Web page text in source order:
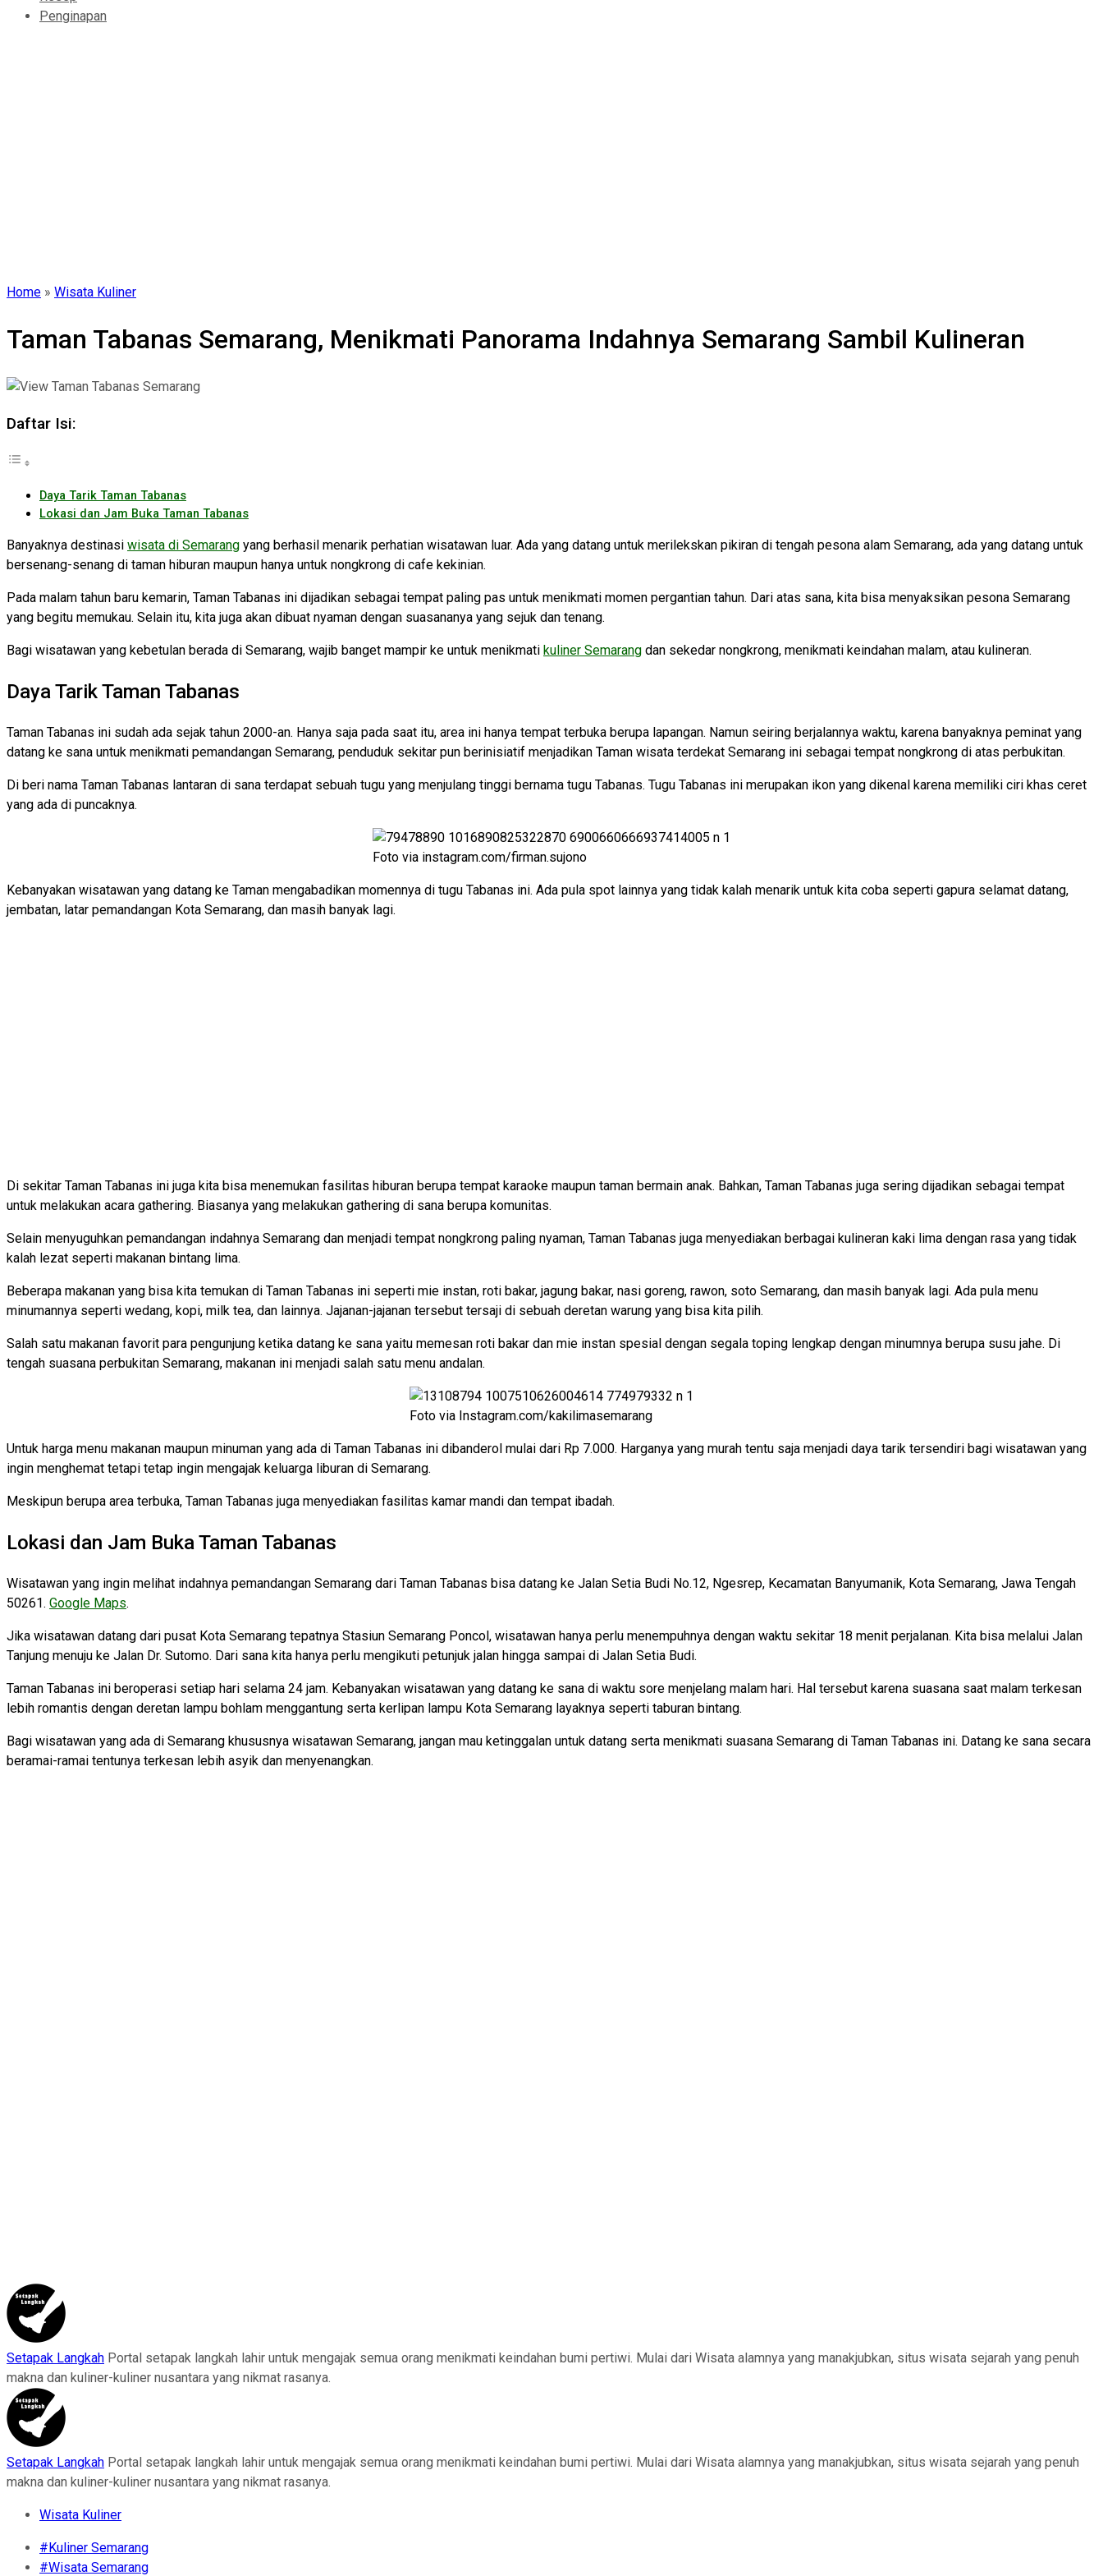
Penginapan
Home » Wisata Kuliner
Taman Tabanas Semarang, Menikmati Panorama Indahnya Semarang Sambil Kulineran
Daftar Isi:
Daya Tarik Taman Tabanas
Lokasi dan Jam Buka Taman Tabanas
Banyaknya destinasi wisata di Semarang yang berhasil menarik perhatian wisatawan luar. Ada yang datang untuk merilekskan pikiran di tengah pesona alam Semarang, ada yang datang untuk
bersenang-senang di taman hiburan maupun hanya untuk nongkrong di cafe kekinian.
Pada malam tahun baru kemarin, Taman Tabanas ini dijadikan sebagai tempat paling pas untuk menikmati momen pergantian tahun. Dari atas sana, kita bisa menyaksikan pesona Semarang
yang begitu memukau. Selain itu, kita juga akan dibuat nyaman dengan suasananya yang sejuk dan tenang.
Bagi wisatawan yang kebetulan berada di Semarang, wajib banget mampir ke untuk menikmati kuliner Semarang dan sekedar nongkrong, menikmati keindahan malam, atau kulineran.
Daya Tarik Taman Tabanas
Taman Tabanas ini sudah ada sejak tahun 2000-an. Hanya saja pada saat itu, area ini hanya tempat terbuka berupa lapangan. Namun seiring berjalannya waktu, karena banyaknya peminat yang
datang ke sana untuk menikmati pemandangan Semarang, penduduk sekitar pun berinisiatif menjadikan Taman wisata terdekat Semarang ini sebagai tempat nongkrong di atas perbukitan.
Di beri nama Taman Tabanas lantaran di sana terdapat sebuah tugu yang menjulang tinggi bernama tugu Tabanas. Tugu Tabanas ini merupakan ikon yang dikenal karena memiliki ciri khas ceret
yang ada di puncaknya.
Foto via instagram.com/firman.sujono
Kebanyakan wisatawan yang datang ke Taman mengabadikan momennya di tugu Tabanas ini. Ada pula spot lainnya yang tidak kalah menarik untuk kita coba seperti gapura selamat datang,
jembatan, latar pemandangan Kota Semarang, dan masih banyak lagi.
Di sekitar Taman Tabanas ini juga kita bisa menemukan fasilitas hiburan berupa tempat karaoke maupun taman bermain anak. Bahkan, Taman Tabanas juga sering dijadikan sebagai tempat
untuk melakukan acara gathering. Biasanya yang melakukan gathering di sana berupa komunitas.
Selain menyuguhkan pemandangan indahnya Semarang dan menjadi tempat nongkrong paling nyaman, Taman Tabanas juga menyediakan berbagai kulineran kaki lima dengan rasa yang tidak
kalah lezat seperti makanan bintang lima.
Beberapa makanan yang bisa kita temukan di Taman Tabanas ini seperti mie instan, roti bakar, jagung bakar, nasi goreng, rawon, soto Semarang, dan masih banyak lagi. Ada pula menu
minumannya seperti wedang, kopi, milk tea, dan lainnya. Jajanan-jajanan tersebut tersaji di sebuah deretan warung yang bisa kita pilih.
Salah satu makanan favorit para pengunjung ketika datang ke sana yaitu memesan roti bakar dan mie instan spesial dengan segala toping lengkap dengan minumnya berupa susu jahe. Di
tengah suasana perbukitan Semarang, makanan ini menjadi salah satu menu andalan.
Foto via Instagram.com/kakilimasemarang
Untuk harga menu makanan maupun minuman yang ada di Taman Tabanas ini dibanderol mulai dari Rp 7.000. Harganya yang murah tentu saja menjadi daya tarik tersendiri bagi wisatawan yang
ingin menghemat tetapi tetap ingin mengajak keluarga liburan di Semarang.
Meskipun berupa area terbuka, Taman Tabanas juga menyediakan fasilitas kamar mandi dan tempat ibadah.
Lokasi dan Jam Buka Taman Tabanas
Wisatawan yang ingin melihat indahnya pemandangan Semarang dari Taman Tabanas bisa datang ke Jalan Setia Budi No.12, Ngesrep, Kecamatan Banyumanik, Kota Semarang, Jawa Tengah
50261. Google Maps.
Jika wisatawan datang dari pusat Kota Semarang tepatnya Stasiun Semarang Poncol, wisatawan hanya perlu menempuhnya dengan waktu sekitar 18 menit perjalanan. Kita bisa melalui Jalan
Tanjung menuju ke Jalan Dr. Sutomo. Dari sana kita hanya perlu mengikuti petunjuk jalan hingga sampai di Jalan Setia Budi.
Taman Tabanas ini beroperasi setiap hari selama 24 jam. Kebanyakan wisatawan yang datang ke sana di waktu sore menjelang malam hari. Hal tersebut karena suasana saat malam terkesan
lebih romantis dengan deretan lampu bohlam menggantung serta kerlipan lampu Kota Semarang layaknya seperti taburan bintang.
Bagi wisatawan yang ada di Semarang khususnya wisatawan Semarang, jangan mau ketinggalan untuk datang serta menikmati suasana Semarang di Taman Tabanas ini. Datang ke sana secara
beramai-ramai tentunya terkesan lebih asyik dan menyenangkan.
Setapak Langkah Portal setapak langkah lahir untuk mengajak semua orang menikmati keindahan bumi pertiwi. Mulai dari Wisata alamnya yang manakjubkan, situs wisata sejarah yang penuh
makna dan kuliner-kuliner nusantara yang nikmat rasanya.
Setapak Langkah Portal setapak langkah lahir untuk mengajak semua orang menikmati keindahan bumi pertiwi. Mulai dari Wisata alamnya yang manakjubkan, situs wisata sejarah yang penuh
makna dan kuliner-kuliner nusantara yang nikmat rasanya.
Wisata Kuliner
#Kuliner Semarang
#Wisata Semarang